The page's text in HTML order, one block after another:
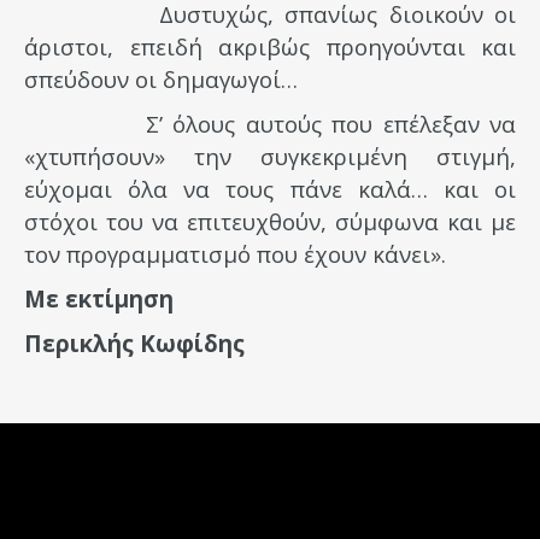
Δυστυχώς, σπανίως διοικούν οι
άριστοι, επειδή ακριβώς προηγούνται και
σπεύδουν οι δημαγωγοί…
Σ’ όλους αυτούς που επέλεξαν να
«χτυπήσουν» την συγκεκριμένη στιγμή,
εύχομαι όλα να τους πάνε καλά… και οι
στόχοι του να επιτευχθούν, σύμφωνα και με
τον προγραμματισμό που έχουν κάνει».
Με εκτίμηση
Περικλής Κωφίδης